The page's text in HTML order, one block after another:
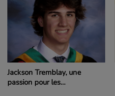
Jackson Tremblay, une
passion pour les